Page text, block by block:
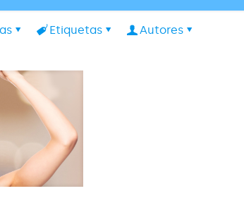
Etiquetas Autores